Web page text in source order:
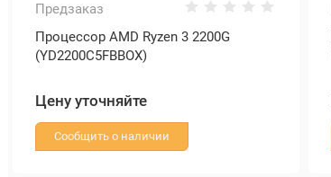
Предзаказ
Процессор AMD Ryzen 3 2200G
(YD2200C5FBBOX)
Цену уточняйте
Сообщить о наличии